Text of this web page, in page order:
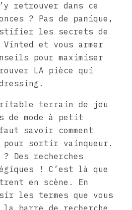
retrouver dans ce
? Pas de panique,
les secrets de
et vous armer
pour maximiser
LA pièce qui
terrain de jeu
de mode à petit
savoir comment
pour sortir vainqueur.
Des recherches
! C’est là que
en scène. En
les termes que vous